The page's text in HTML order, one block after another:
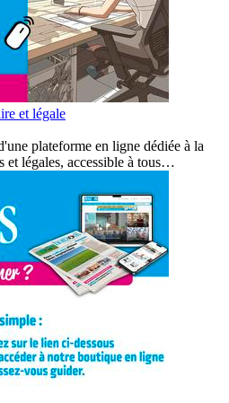
et légale
plateforme en ligne dédiée à la
et légales, accessible à tous…